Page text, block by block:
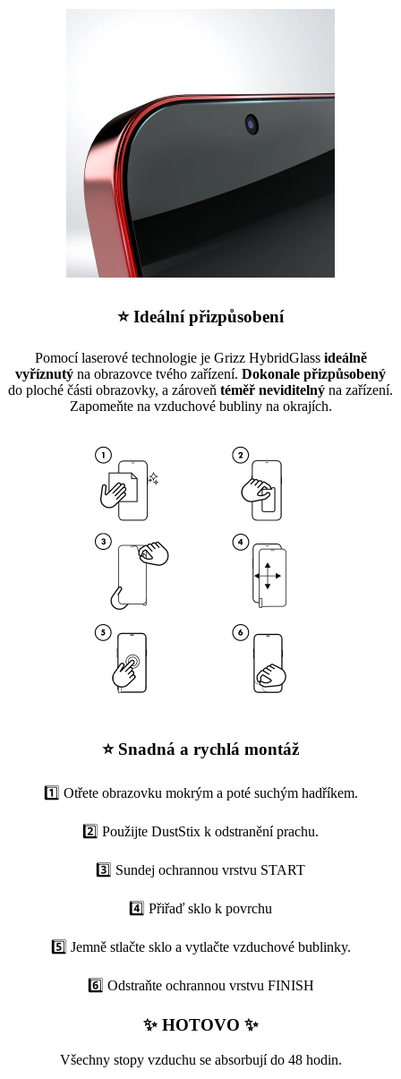
⭐ Ideální přizpůsobení
Pomocí laserové technologie je Grizz HybridGlass ideálně
vyříznutý na obrazovce tvého zařízení. Dokonale přizpůsobený
do ploché části obrazovky, a zároveň téměř neviditelný na zařízení.
Zapomeňte na vzduchové bubliny na okrajích.
⭐ Snadná a rychlá montáž
1️⃣ Otřete obrazovku mokrým a poté suchým hadříkem.
2️⃣ Použijte DustStix k odstranění prachu.
3️⃣ Sundej ochrannou vrstvu START
4️⃣ Přiřaď sklo k povrchu
5️⃣ Jemně stlačte sklo a vytlačte vzduchové bublinky.
6️⃣ Odstraňte ochrannou vrstvu FINISH
✨ HOTOVO ✨
Všechny stopy vzduchu se absorbují do 48 hodin.